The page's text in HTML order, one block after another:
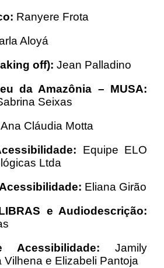
Ranyere Frota
Aloyá
off): Jean Palladino
da Amazônia – MUSA:
Seixas
Ana Cláudia Motta
Equipe ELO
Ltda
Eliana Girão
e Audiodescrição:
Acessibilidade:Jamily
Vilhena e Elizabeli Pantoja